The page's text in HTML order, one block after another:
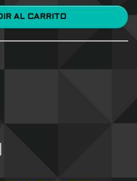
AÑADIR AL CARRITO